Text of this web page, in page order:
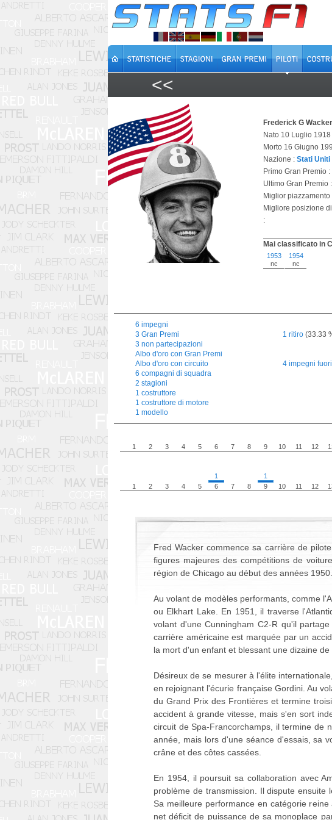
<<
Frederick G Wacker
Nato 10 Luglio
Morto 16 Giugno
Nazione : Stati Uniti
Primo Gran Premio :
Ultimo Gran Premio :
Miglior piazzamento
Migliore posizione
:
Mai classificato in
1953
nc
1954
nc
6 impegni
3 Gran Premi
3 non partecipazioni
Albo d'oro con Gran Premi
Albo d'oro con circuito
6 compagni di squadra
2 stagioni
1 costruttore
1 costruttore di motore
1 modello
1 ritiro (33.33
4 impegni
1 2 3 4 5 6 7 8 9 10 11 12
1 2 3 4 5
1
6
7 8
1
9
10 11 12
Fred Wacker commence sa carrière de
figures majeures des compétitions de
région de Chicago au début des années 1950.
Au volant de modèles performants, comme
ou Elkhart Lake. En 1951, il traverse
volant d'une Cunningham C2-R qu'il
carrière américaine est marquée par un
la mort d'un enfant et blessant une dizaine de
Désireux de se mesurer à l'élite
en rejoignant l'écurie française Gordini. Au
du Grand Prix des Frontières et termine
accident à grande vitesse, mais s'en sort
circuit de Spa-Francorchamps, il termine de
année, mais lors d'une séance d'essais, sa
crâne et des côtes cassées.
En 1954, il poursuit sa collaboration avec
problème de transmission. Il dispute
Sa meilleure performance en catégorie
net déficit de puissance de sa monoplace